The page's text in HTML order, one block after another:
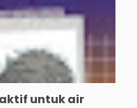
untuk air